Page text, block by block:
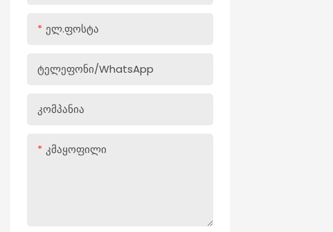
Ელ.ფოსტა
Ტელეფონი/WhatsApp
Კომპანია
Კმაყოფილი